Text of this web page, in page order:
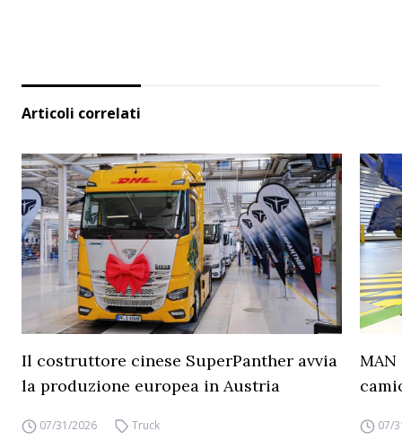
Articoli correlati
Il costruttore cinese SuperPanther avvia
la produzione europea in Austria
07/31/2026 Truck 07/